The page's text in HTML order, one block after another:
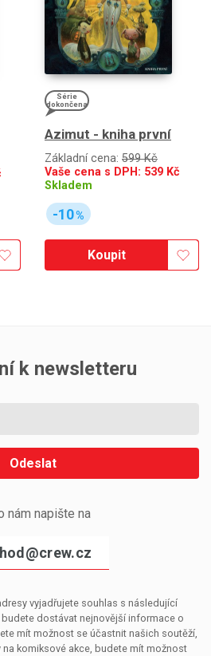
Série
dokončena
Azimut - kniha první
Základní cena: 599 Kč
Vaše cena s DPH: 539 Kč
Skladem
-10%
Koupit
k newsletteru
Odeslat
nám napište na
vyjadřujete souhlas s následující
budete dostávat nejnovější informace o
mít možnost se účastnit našich soutěží,
komiksové akce, budete mít možnost